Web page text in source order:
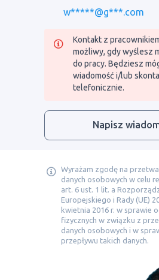
w*****@g***.com
Kontakt z
możliwy, gdy wyślesz
do pracy. Będziesz
wiadomość i/lub
telefonicznie.
Napisz
Wyrażam zgodę na
danych osobowych w celu
art. 6 ust. 1 lit. a
Europejskiego i Rady (UE)
kwietnia 2016 r. w sprawie
fizycznych w związku z
danych osobowych i w
przepływu takich danych.